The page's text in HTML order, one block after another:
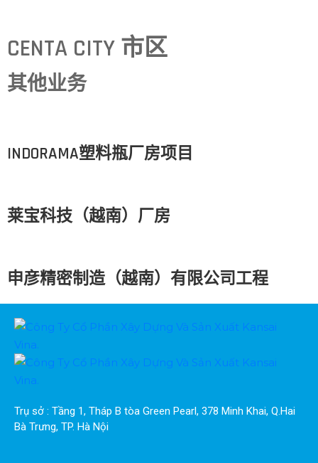
CENTA CITY 市区
其他业务
INDORAMA塑料瓶厂房项目
莱宝科技（越南）厂房
申彦精密制造（越南）有限公司工程
Trụ sở : Tầng 1, Tháp B tòa Green Pearl, 378 Minh Khai, Q.Hai
Bà Trưng, TP. Hà Nội